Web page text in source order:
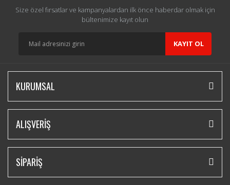
Size özel fırsatlar ve kampanyalardan ilk önce haberdar olmak için
bültenimize kayıt olun
KAYIT OL
KURUMSAL
ALIŞVERİŞ
SİPARİŞ